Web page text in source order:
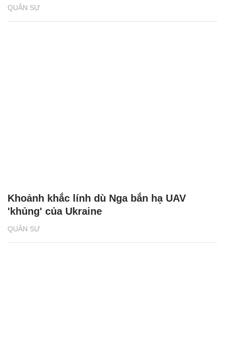
QUÂN SỰ
QUÂN SỰ
Khoảnh khắc lính dù Nga bắn hạ UAV
'khủng' của Ukraine